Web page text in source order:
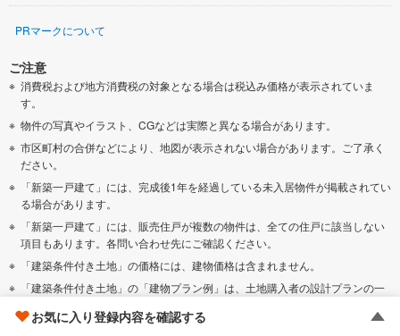
PRマークについて
ご注意
消費税および地方消費税の対象となる場合は税込み価格が表示されていま
す。
物件の写真やイラスト、CGなどは実際と異なる場合があります。
市区町村の合併などにより、地図が表示されない場合があります。ご了承く
ださい。
「新築一戸建て」には、完成後1年を経過している未入居物件が掲載されてい
る場合があります。
「新築一戸建て」には、販売住戸が複数の物件は、全ての住戸に該当しない
項目もあります。各問い合わせ先にご確認ください。
「建築条件付き土地」の価格には、建物価格は含まれません。
「建築条件付き土地」の「建物プラン例」は、土地購入者の設計プランの一
「土地（建築条件なし）」の「建物プラン例」に関して、そのプラン例は特
お気に入り登録内容を確認する